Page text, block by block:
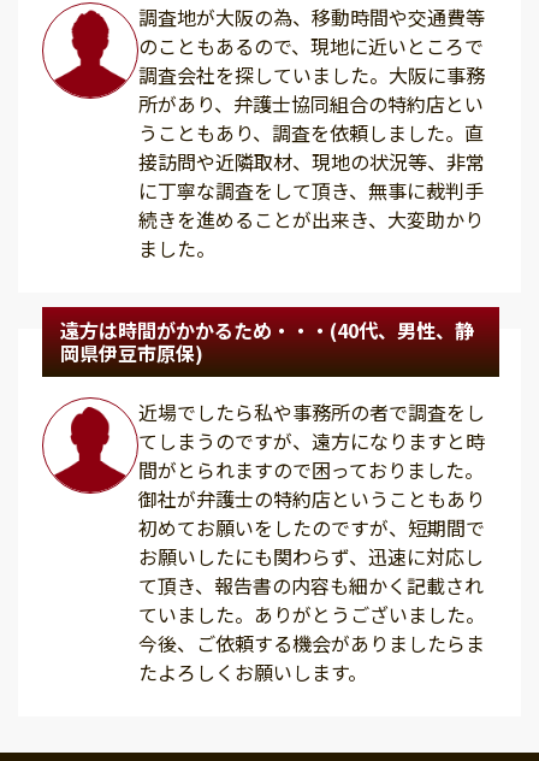
調査地が大阪の為、移動時間や交通費等
のこともあるので、現地に近いところで
調査会社を探していました。大阪に事務
所があり、弁護士協同組合の特約店とい
うこともあり、調査を依頼しました。直
接訪問や近隣取材、現地の状況等、非常
に丁寧な調査をして頂き、無事に裁判手
続きを進めることが出来き、大変助かり
ました。
遠方は時間がかかるため・・・(40代、男性、静
岡県伊豆市原保)
近場でしたら私や事務所の者で調査をし
てしまうのですが、遠方になりますと時
間がとられますので困っておりました。
御社が弁護士の特約店ということもあり
初めてお願いをしたのですが、短期間で
お願いしたにも関わらず、迅速に対応し
て頂き、報告書の内容も細かく記載され
ていました。ありがとうございました。
今後、ご依頼する機会がありましたらま
たよろしくお願いします。